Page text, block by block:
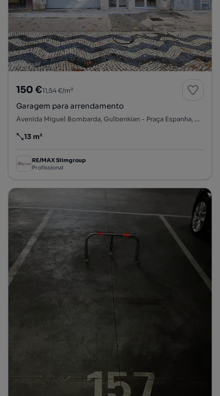
150 €11,54 €/m²
Garagem para arrendamento
Avenida Miguel Bombarda, Gulbenkian - Praça Espanha, Avenidas Novas, Lisboa, Lisboa
Preço por metro quadrado
13 m²
RE/MAX Siimgroup
Profissional